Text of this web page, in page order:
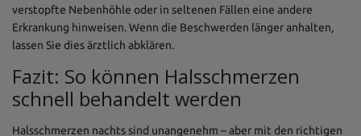
verstopfte Nebenhöhle oder in seltenen Fällen eine andere
Erkrankung hinweisen. Wenn die Beschwerden länger anhalten,
lassen Sie dies ärztlich abklären.
Fazit: So können Halsschmerzen
schnell behandelt werden
Halsschmerzen nachts sind unangenehm – aber mit den richtigen